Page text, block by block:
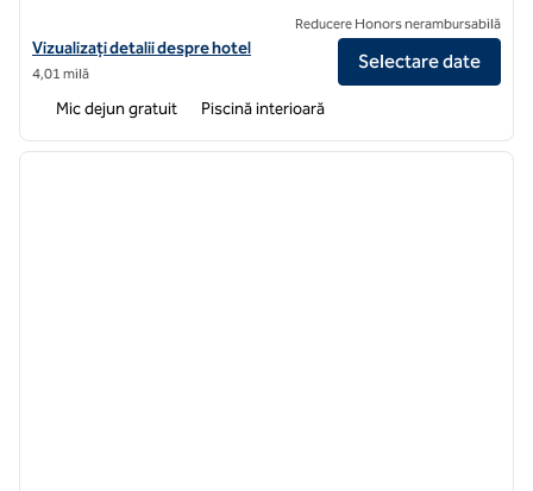
Vizualizați detaliile hotelului pentru Homewood Suites by Hilton
Vizualizați detalii despre hotel
4,01 milă
Reducere Honors nerambursabilă
Selectare date
Mic dejun gratuit Piscină interioară
1 din 12